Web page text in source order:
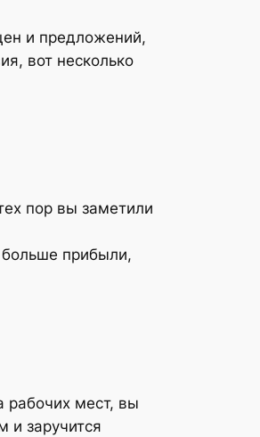
и предложений,
вот несколько
пор вы заметили
больше прибыли,
рабочих мест, вы
и заручится